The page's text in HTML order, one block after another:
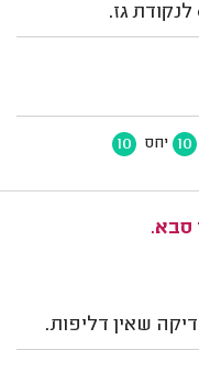
10 יחס 10
סבא.
שאין דליפות.